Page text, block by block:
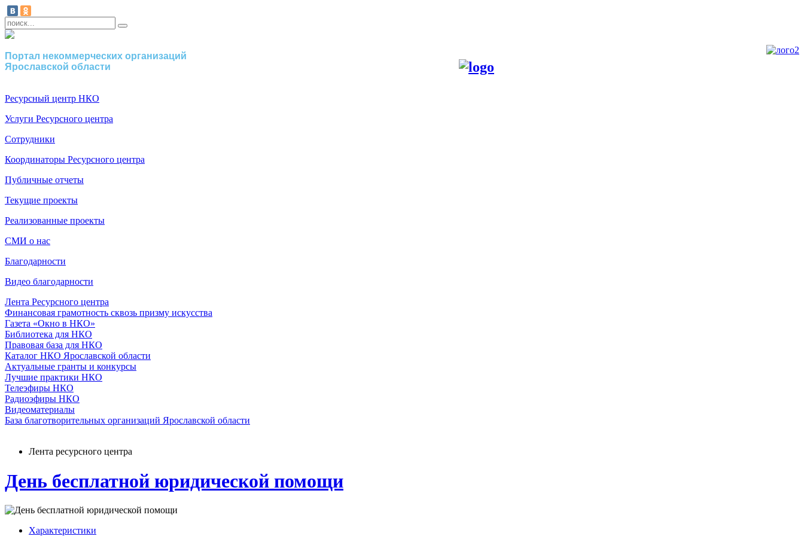
Портал некоммерческих организаций
Ярославской области
Ресурсный центр НКО
Услуги Ресурсного центра
Сотрудники
Координаторы Ресурсного центра
Публичные отчеты
Текущие проекты
Реализованные проекты
СМИ о нас
Благодарности
Видео благодарности
Лента Ресурсного центра
Финансовая грамотность сквозь призму искусства
Газета «Окно в НКО»
Библиотека для НКО
Правовая база для НКО
Каталог НКО Ярославской области
Актуальные гранты и конкурсы
Лучшие практики НКО
Телеэфиры НКО
Радиоэфиры НКО
Видеоматериалы
База благотворительных организаций Ярославской области
Лента ресурсного центра
День бесплатной юридической помощи
Характеристики